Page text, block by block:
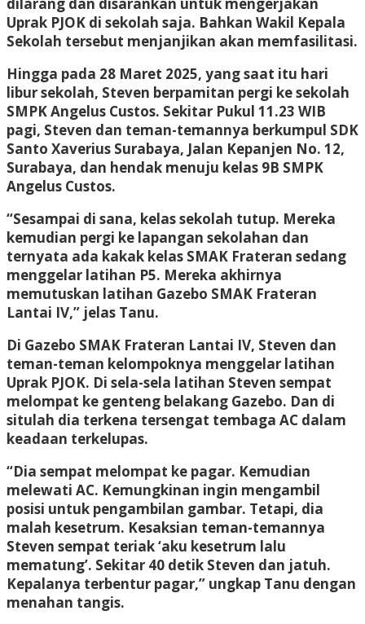
Uprak PJOK di sekolah saja. Bahkan Wakil Kepala
Sekolah tersebut menjanjikan akan memfasilitasi.
Hingga pada 28 Maret 2025, yang saat itu hari
libur sekolah, Steven berpamitan pergi ke sekolah
SMPK Angelus Custos. Sekitar Pukul 11.23 WIB
pagi, Steven dan teman-temannya berkumpul SDK
Santo Xaverius Surabaya, Jalan Kepanjen No. 12,
Surabaya, dan hendak menuju kelas 9B SMPK
Angelus Custos.
“Sesampai di sana, kelas sekolah tutup. Mereka
kemudian pergi ke lapangan sekolahan dan
ternyata ada kakak kelas SMAK Frateran sedang
menggelar latihan P5. Mereka akhirnya
memutuskan latihan Gazebo SMAK Frateran
Lantai IV,” jelas Tanu.
Di Gazebo SMAK Frateran Lantai IV, Steven dan
teman-teman kelompoknya menggelar latihan
Uprak PJOK. Di sela-sela latihan Steven sempat
melompat ke genteng belakang Gazebo. Dan di
situlah dia terkena tersengat tembaga AC dalam
keadaan terkelupas.
“Dia sempat melompat ke pagar. Kemudian
melewati AC. Kemungkinan ingin mengambil
posisi untuk pengambilan gambar. Tetapi, dia
malah kesetrum. Kesaksian teman-temannya
Steven sempat teriak ‘aku kesetrum lalu
mematung’. Sekitar 40 detik Steven dan jatuh.
Kepalanya terbentur pagar,” ungkap Tanu dengan
menahan tangis.